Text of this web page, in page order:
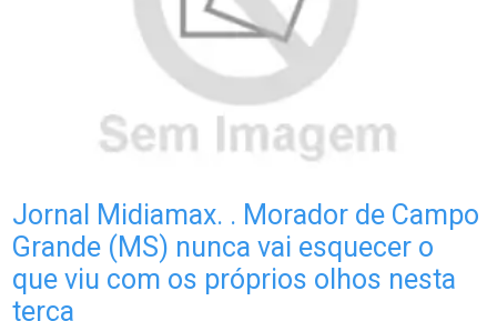
Jornal Midiamax. . Morador de Campo
Grande (MS) nunca vai esquecer o
que viu com os próprios olhos nesta
terça